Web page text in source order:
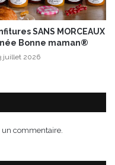
SANS MORCEAUX
Bonne maman®
juillet 2026
commentaire.